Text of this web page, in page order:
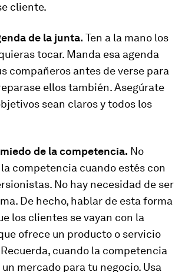
cliente.
de la junta. Ten a la mano los
tocar. Manda esa agenda
compañeros antes de verse para
ellos también. Asegúrate
sean claros y todos los
de la competencia. No
competencia cuando estés con
No hay necesidad de ser
De hecho, hablar de esta forma
los clientes se vayan con la
ofrece un producto o servicio
cuando la competencia
un mercado para tu negocio. Usa